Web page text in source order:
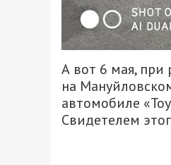
А вот 6 мая, при
на
автомобиле
Свидетелем